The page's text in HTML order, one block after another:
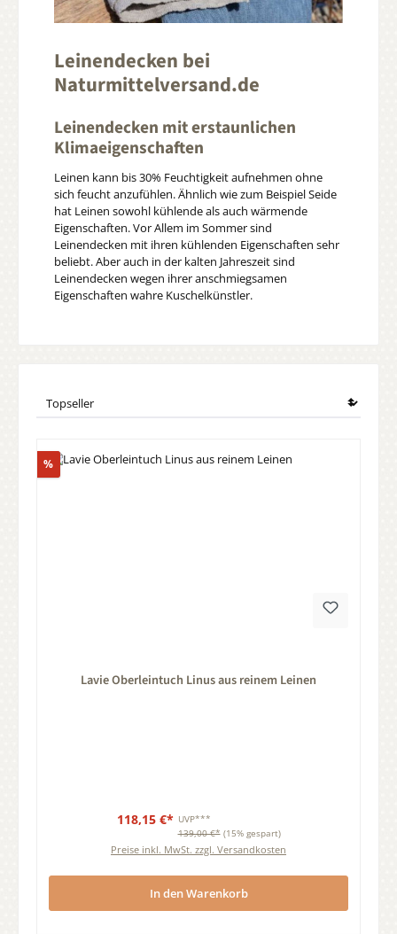
Leinendecken bei
Naturmittelversand.de
Leinendecken mit erstaunlichen
Klimaeigenschaften
Leinen kann bis 30% Feuchtigkeit aufnehmen ohne
sich feucht anzufühlen. Ähnlich wie zum Beispiel Seide
hat Leinen sowohl kühlende als auch wärmende
Eigenschaften. Vor Allem im Sommer sind
Leinendecken mit ihren kühlenden Eigenschaften sehr
beliebt. Aber auch in der kalten Jahreszeit sind
Leinendecken wegen ihrer anschmiegsamen
Eigenschaften wahre Kuschelkünstler.
%Rabatt
Lavie Oberleintuch Linus aus reinem Leinen
118,15 €* UVP***
139,00 €* (15% gespart)
Preise inkl. MwSt. zzgl. Versandkosten
In den Warenkorb